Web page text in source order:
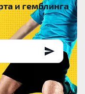
и гемблинга